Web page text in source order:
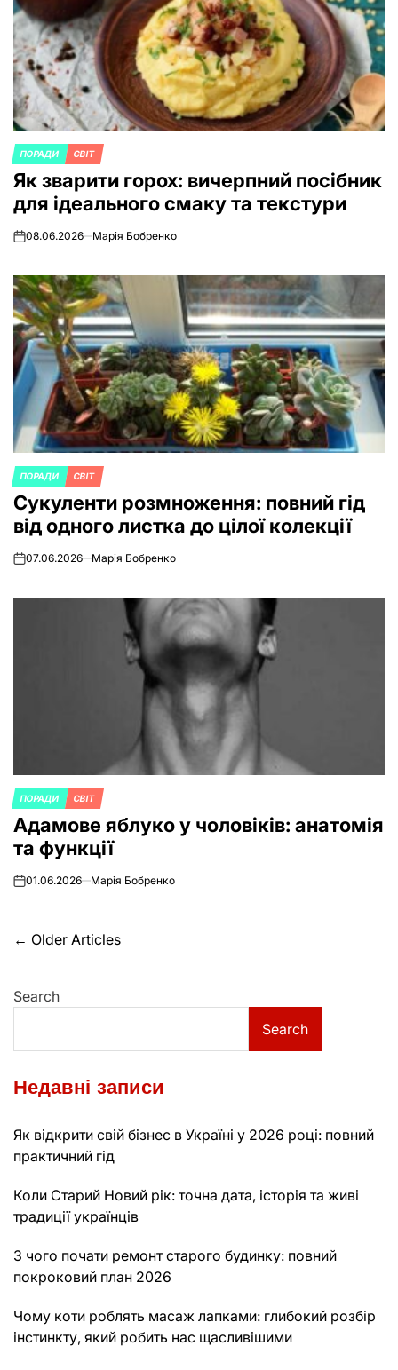
POSTED
IN
ПОРАДИ СВІТ
Як зварити горох: вичерпний посібник
для ідеального смаку та текстури
on08.06.2026 Марія Бобренко
POSTED
IN
ПОРАДИ СВІТ
Сукуленти розмноження: повний гід
від одного листка до цілої колекції
on07.06.2026 Марія Бобренко
POSTED
IN
ПОРАДИ СВІТ
Адамове яблуко у чоловіків: анатомія
та функції
on01.06.2026 Марія Бобренко
Posts
← Older Articles
Search
Search
Недавні записи
Як відкрити свій бізнес в Україні у 2026 році: повний
практичний гід
Коли Старий Новий рік: точна дата, історія та живі
традиції українців
З чого почати ремонт старого будинку: повний
покроковий план 2026
Чому коти роблять масаж лапками: глибокий розбір
інстинкту, який робить нас щасливішими